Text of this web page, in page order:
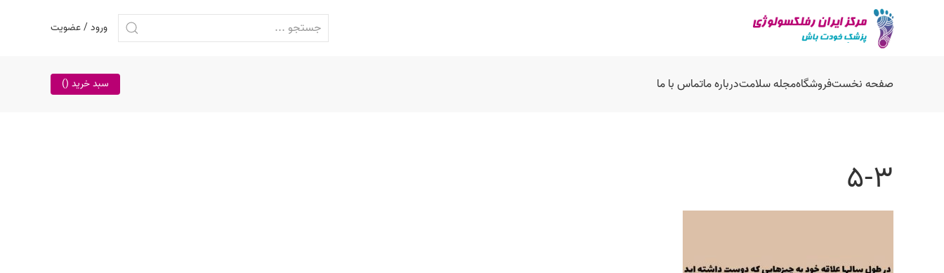
ورود / عضویت
صفحه نخستفروشگاهمجله سلامتدرباره ماتماس با ما سبد خرید ()
5-3